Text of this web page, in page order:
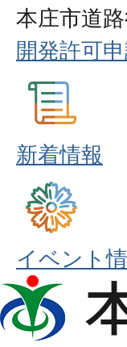
本庄市道
開発許可
新着情報
イベント
本
庄